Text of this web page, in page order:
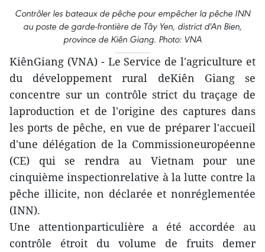
Contrôler les bateaux de pêche pour empêcher la pêche INN
au poste de garde-frontière de Tây Yen, district d'An Bien,
province de Kiên Giang. Photo: VNA
KiênGiang (VNA) - Le Service de l'agriculture et
du développement rural deKiên Giang se
concentre sur un contrôle strict du traçage de
laproduction et de l'origine des captures dans
les ports de pêche, en vue de préparer l'accueil
d'une délégation de la Commissioneuropéenne
(CE) qui se rendra au Vietnam pour une
cinquième inspectionrelative à la lutte contre la
pêche illicite, non déclarée et nonréglementée
(INN).
Une attentionparticulière a été accordée au
contrôle étroit du volume de fruits demer